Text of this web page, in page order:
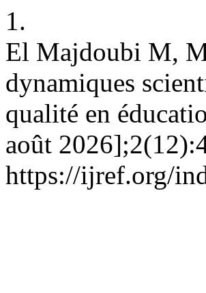
1.
El Majdoubi M,
dynamiques
qualité en
août
https://ijref.org/